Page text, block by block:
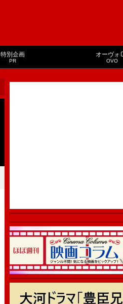
特別企画
PR
オーヴォ
OVO